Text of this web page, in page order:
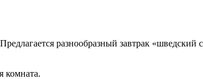
разнообразный завтрак «шведский
комната.